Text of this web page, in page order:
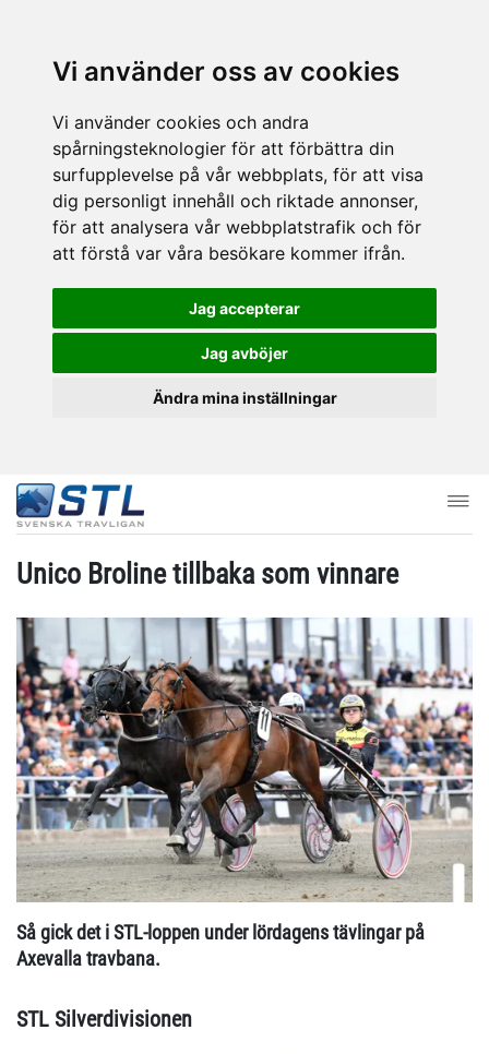
Vi använder oss av cookies
Vi använder cookies och andra
spårningsteknologier för att förbättra din
surfupplevelse på vår webbplats, för att visa
dig personligt innehåll och riktade annonser,
för att analysera vår webbplatstrafik och för
att förstå var våra besökare kommer ifrån.
Jag accepterar
Jag avböjer
Ändra mina inställningar
Unico Broline tillbaka som vinnare
Så gick det i STL-loppen under lördagens tävlingar på
Axevalla travbana.
STL Silverdivisionen